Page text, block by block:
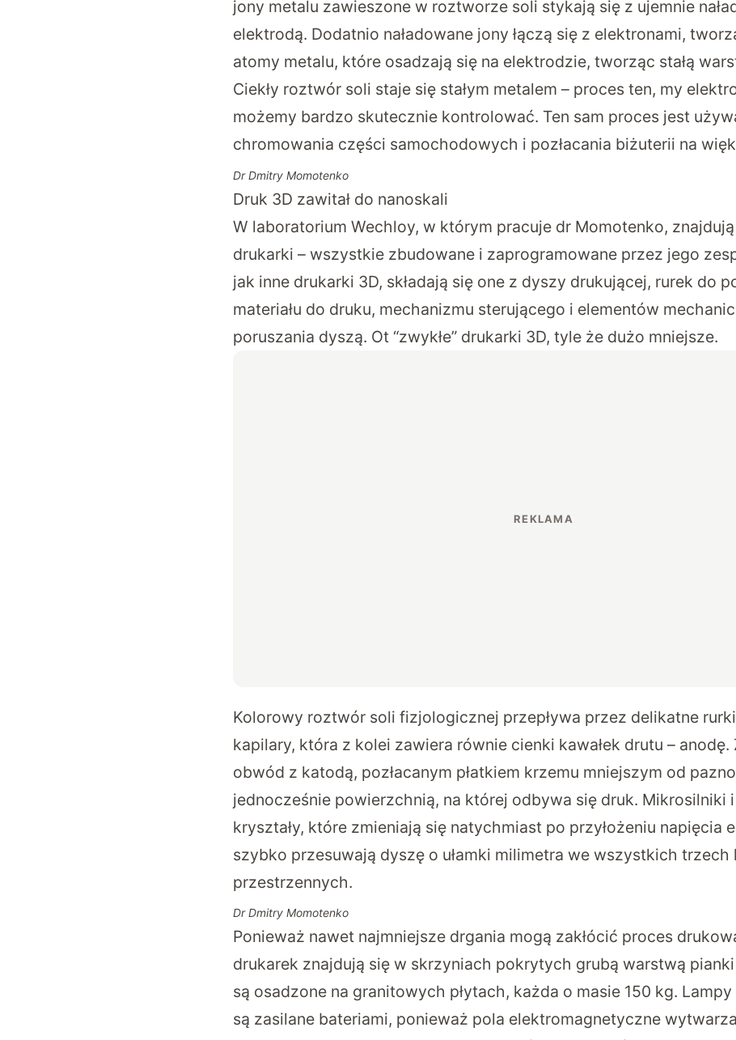
jony metalu zawieszone w roztworze soli stykają się z ujemnie
elektrodą. Dodatnio naładowane jony łączą się z elektronami,
atomy metalu, które osadzają się na elektrodzie, tworząc stałą
Ciekły roztwór soli staje się stałym metalem – proces ten, my
możemy bardzo skutecznie kontrolować. Ten sam proces jest
chromowania części samochodowych i pozłacania biżuterii na
Dr Dmitry Momotenko
Druk 3D zawitał do nanoskali
W laboratorium Wechloy, w którym pracuje dr Momotenko,
drukarki – wszystkie zbudowane i zaprogramowane przez jego
jak inne drukarki 3D, składają się one z dyszy drukującej, rurek do
materiału do druku, mechanizmu sterującego i elementów
poruszania dyszą. Ot “zwykłe” drukarki 3D, tyle że dużo mniejsze.
Kolorowy roztwór soli fizjologicznej przepływa przez delikatne
kapilary, która z kolei zawiera równie cienki kawałek drutu – anodę.
obwód z katodą, pozłacanym płatkiem krzemu mniejszym od
jednocześnie powierzchnią, na której odbywa się druk. Mikrosilniki
kryształy, które zmieniają się natychmiast po przyłożeniu napięcia
szybko przesuwają dyszę o ułamki milimetra we wszystkich trzech
przestrzennych.
Dr Dmitry Momotenko
Ponieważ nawet najmniejsze drgania mogą zakłócić proces
drukarek znajdują się w skrzyniach pokrytych grubą warstwą
są osadzone na granitowych płytach, każda o masie 150 kg.
są zasilane bateriami, ponieważ pola elektromagnetyczne